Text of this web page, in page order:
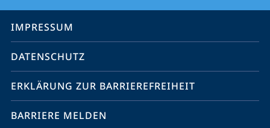
Service-
Navigation
IMPRESSUM
DATENSCHUTZ
ERKLÄRUNG ZUR BARRIEREFREIHEIT
BARRIERE MELDEN